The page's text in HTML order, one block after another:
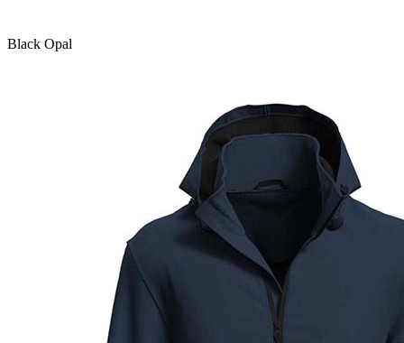
Black Opal